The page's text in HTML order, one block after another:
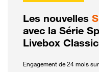
Les nouvelles
avec la Série
Livebox
Engagement de 24 mois